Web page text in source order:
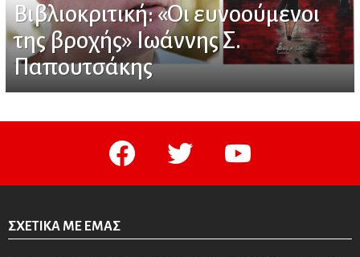
Βιβλιοκριτική: «Οι ευνοούμενοι
της βροχής» Ιωάννης Σ.
Παπουτσάκης
facebook twitter
ΣΧΕΤΙΚΆ ΜΕ ΕΜΆΣ